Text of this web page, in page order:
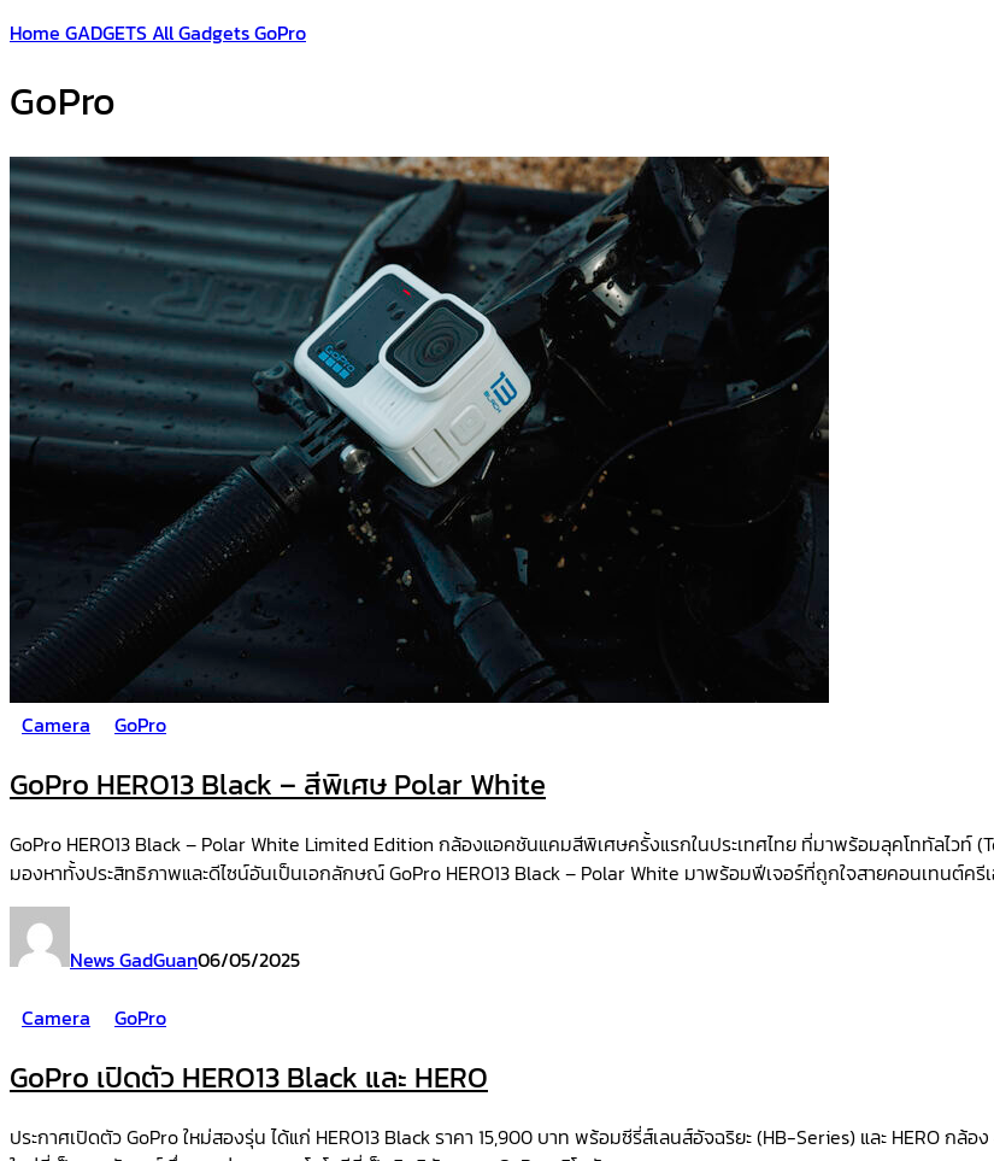
Home GADGETSAll GadgetsGoPro
GoPro
Camera GoPro
GoPro HERO13 Black – สีพิเศษ Polar White
GoPro HERO13 Black – Polar White Limited Edition กล้องแอคชันแคมสีพิเศษครั้งแรกในประเทศไทย ที่มาพร้อมลุคโททัลไวท์
มองหาทั้งประสิทธิภาพและดีไซน์อันเป็นเอกลักษณ์ GoPro HERO13 Black – Polar White มาพร้อมฟีเจอร์ที่ถูกใจสายคอนเทนต์ครีเ
News GadGuan06/05/2025
Camera
GoPro
GoPro เปิดตัว HERO13 Black และ HERO
ประกาศเปิดตัว GoPro ใหม่สองรุ่น ได้แก่ HERO13 Black ราคา 15,900 บาท พร้อมซีรี่ส์เลนส์อัจฉริยะ (HB-Series) และ HERO